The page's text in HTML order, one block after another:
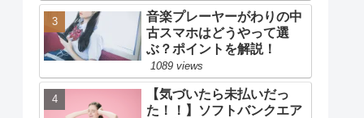
音楽プレーヤーがわりの中
古スマホはどうやって選
ぶ？ポイントを解説！
1089 views
【気づいたら未払いだっ
た！！】ソフトバンクエア